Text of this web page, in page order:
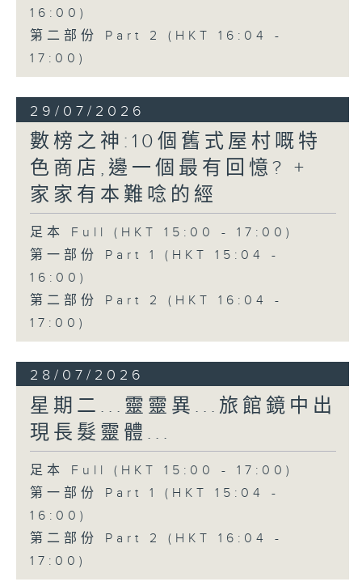
16:00)
第二部份 Part 2 (HKT 16:04 -
17:00)
29/07/2026
數榜之神:10個舊式屋村嘅特
色商店,邊一個最有回憶? +
家家有本難唸的經
足本 Full (HKT 15:00 - 17:00)
第一部份 Part 1 (HKT 15:04 -
16:00)
第二部份 Part 2 (HKT 16:04 -
17:00)
28/07/2026
星期二...靈靈異...旅館鏡中出
現長髮靈體...
足本 Full (HKT 15:00 - 17:00)
第一部份 Part 1 (HKT 15:04 -
16:00)
第二部份 Part 2 (HKT 16:04 -
17:00)